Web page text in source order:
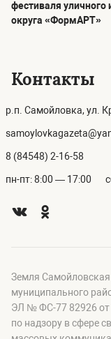
фестиваля уличного
округа «ФормАРТ»
Контакты
р.п. Самойловка, ул.
8 (84548) 2-16-58
пн-пт: 8:00 — 17:00
Земля Самойловская
муниципального
ЭЛ № ФС-77 82926 от
по надзору в сфере